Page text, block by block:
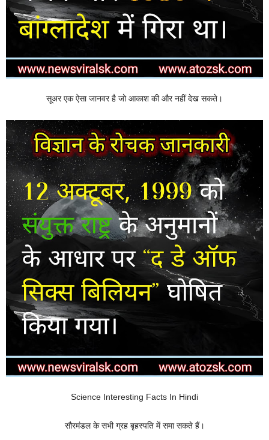
सूअर एक ऐसा जानवर है जो आकाश की और नहीं देख सकते।
Science Interesting Facts In Hindi
सौरमंडल के सभी ग्रह बृहस्पति में समा सकते हैं।